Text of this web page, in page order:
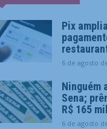
Pix
6 de agosto
Ninguém
Sena;
R$ 165
6 de agosto